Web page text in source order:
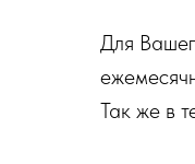
Для
Так же в